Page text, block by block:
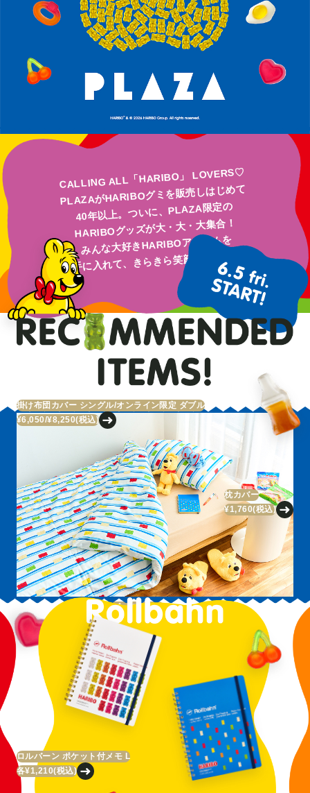
CALLING ALL「HARIBO」 LOVERS♡
PLAZAがHARIBOグミを販売しはじめて
40年以上。ついに、PLAZA限定の
HARIBOグッズが大・大・大集合！
みんな大好きHARIBOアイテムを
手に入れて、きらきら笑顔になろう！
掛け布団カバー シングル/オンライン限定 ダブル
¥6,050/¥8,250(税込)
枕カバー
¥1,760(税込)
スリッパゴールドベア
¥3,410(税込)
ロルバーン ポケット付メモ L
各¥1,210(税込)